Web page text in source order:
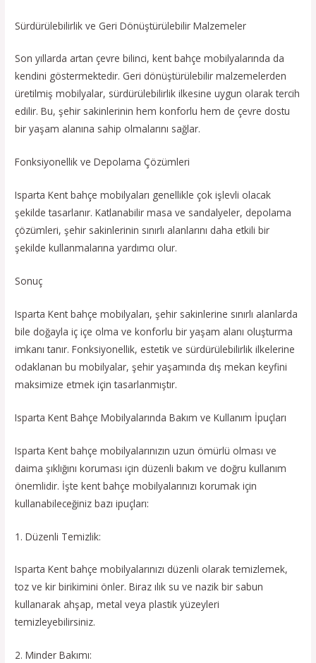
Sürdürülebilirlik ve Geri Dönüştürülebilir Malzemeler
Son yıllarda artan çevre bilinci, kent bahçe mobilyalarında da
kendini göstermektedir. Geri dönüştürülebilir malzemelerden
üretilmiş mobilyalar, sürdürülebilirlik ilkesine uygun olarak tercih
edilir. Bu, şehir sakinlerinin hem konforlu hem de çevre dostu
bir yaşam alanına sahip olmalarını sağlar.
Fonksiyonellik ve Depolama Çözümleri
Isparta Kent bahçe mobilyaları genellikle çok işlevli olacak
şekilde tasarlanır. Katlanabilir masa ve sandalyeler, depolama
çözümleri, şehir sakinlerinin sınırlı alanlarını daha etkili bir
şekilde kullanmalarına yardımcı olur.
Sonuç
Isparta Kent bahçe mobilyaları, şehir sakinlerine sınırlı alanlarda
bile doğayla iç içe olma ve konforlu bir yaşam alanı oluşturma
imkanı tanır. Fonksiyonellik, estetik ve sürdürülebilirlik ilkelerine
odaklanan bu mobilyalar, şehir yaşamında dış mekan keyfini
maksimize etmek için tasarlanmıştır.
Isparta Kent Bahçe Mobilyalarında Bakım ve Kullanım İpuçları
Isparta Kent bahçe mobilyalarınızın uzun ömürlü olması ve
daima şıklığını koruması için düzenli bakım ve doğru kullanım
önemlidir. İşte kent bahçe mobilyalarınızı korumak için
kullanabileceğiniz bazı ipuçları:
1. Düzenli Temizlik:
Isparta Kent bahçe mobilyalarınızı düzenli olarak temizlemek,
toz ve kir birikimini önler. Biraz ılık su ve nazik bir sabun
kullanarak ahşap, metal veya plastik yüzeyleri
temizleyebilirsiniz.
2. Minder Bakımı: